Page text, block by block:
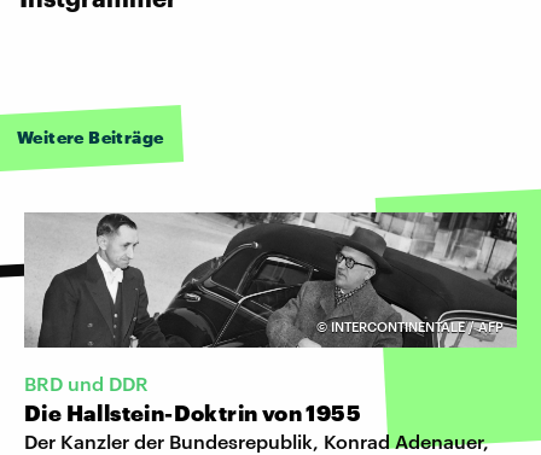
Weitere Beiträge
©INTERCONTINENTALE / AFP
BRD und DDR
Die Hallstein-Doktrin von 1955
Der Kanzler der Bundesrepublik, Konrad Adenauer,